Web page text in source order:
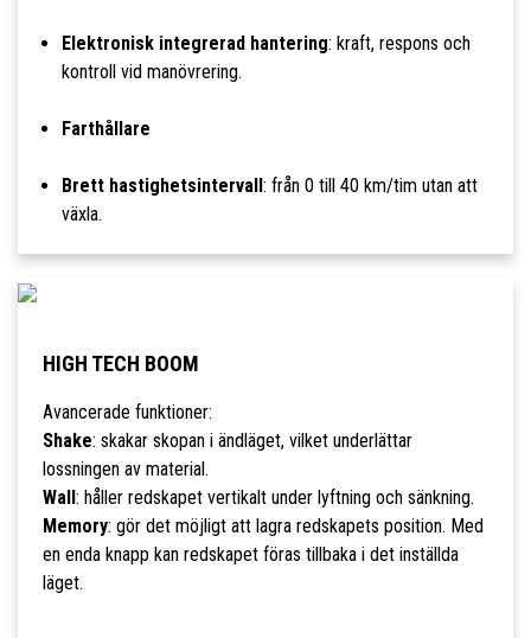
Elektronisk integrerad hantering: kraft, respons och
kontroll vid manövrering.
Farthållare
Brett hastighetsintervall : från 0 till 40 km/tim utan att
växla.
HIGH TECH BOOM
Avancerade funktioner:
Shake: skakar skopan i ändläget, vilket underlättar
lossningen av material.
Wall : håller redskapet vertikalt under lyftning och sänkning.
Memory: gör det möjligt att lagra redskapets position. Med
en enda knapp kan redskapet föras tillbaka i det inställda
läget.